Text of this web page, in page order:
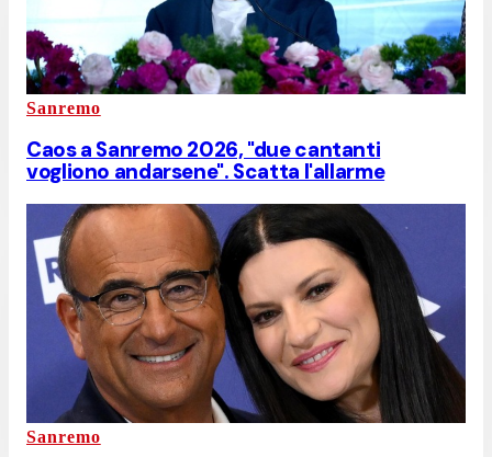
Sanremo
Caos a Sanremo 2026, "due cantanti
vogliono andarsene". Scatta l'allarme
Sanremo